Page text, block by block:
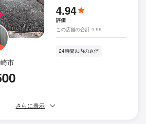
市
4.94
評価
この店舗の合計 4.99
24時間以内の返信
さらに表示